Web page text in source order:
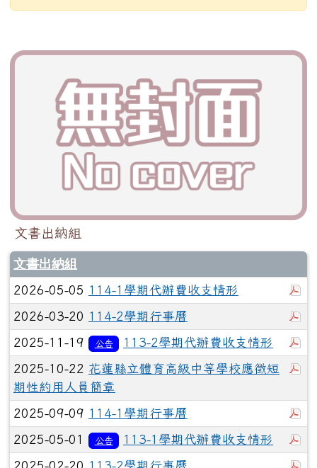
文書出納組
文書出納組
2026-05-05 114-1學期代辦費收支情形
2026-03-20 114-2學期行事曆
2025-11-19 公告 113-2學期代辦費收支情形
2025-10-22 花蓮縣立體育高級中等學校應徵短
期性約用人員簡章
2025-09-09 114-1學期行事曆
2025-05-01 公告 113-1學期代辦費收支情形
2025-02-20 113-2學期行事曆